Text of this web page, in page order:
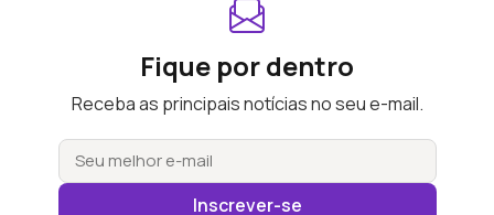
Fique por dentro
Receba as principais notícias no seu e-mail.
Inscrever-se